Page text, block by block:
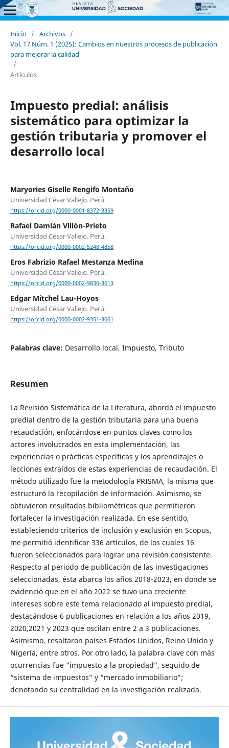
Inicio / Archivos /
Vol. 17 Núm. 1 (2025): Cambios en nuestros procesos de publicación
para mejorar la calidad
/
Artículos
Impuesto predial: análisis
sistemático para optimizar la
gestión tributaria y promover el
desarrollo local
Maryories Giselle Rengifo Montaño
Universidad César Vallejo. Perú.
https://orcid.org/0000-0001-8372-3359
Rafael Damián Villón-Prieto
Universidad César Vallejo. Perú.
https://orcid.org/0000-0002-5248-4858
Eros Fabrizio Rafael Mestanza Medina
Universidad César Vallejo. Perú.
https://orcid.org/0000-0002-9836-3613
Edgar Mitchel Lau-Hoyos
Universidad César Vallejo. Perú.
https://orcid.org/0000-0002-9351-3061
Palabras clave: Desarrollo local, Impuesto, Tributo
Resumen
La Revisión Sistemática de la Literatura, abordó el impuesto
predial dentro de la gestión tributaria para una buena
recaudación, enfocándose en puntos claves como los
actores involucrados en esta implementación, las
experiencias o prácticas específicas y los aprendizajes o
lecciones extraídos de estas experiencias de recaudación. El
método utilizado fue la metodología PRISMA, la misma que
estructuró la recopilación de información. Asimismo, se
obtuvieron resultados bibliométricos que permitieron
fortalecer la investigación realizada. En ese sentido,
estableciendo criterios de inclusión y exclusión en Scopus,
me permitió identificar 336 artículos, de los cuales 16
fueron seleccionados para lograr una revisión consistente.
Respecto al periodo de publicación de las investigaciones
seleccionadas, ésta abarca los años 2018-2023, en donde se
evidenció que en el año 2022 se tuvo una creciente
intereses sobre este tema relacionado al impuesto predial,
destacándose 6 publicaciones en relación a los años 2019,
2020,2021 y 2023 que oscilan entre 2 a 3 publicaciones.
Asimismo, resaltaron países Estados Unidos, Reino Unido y
Nigeria, entre otros. Por otro lado, la palabra clave con más
ocurrencias fue “impuesto a la propiedad”, seguido de
“sistema de impuestos” y “mercado inmobiliario”;
denotando su centralidad en la investigación realizada.